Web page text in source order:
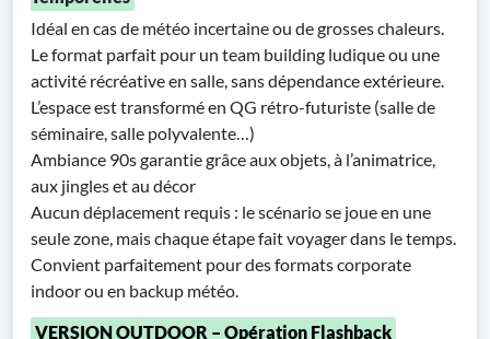
Idéal en cas de météo incertaine ou de grosses chaleurs.
Le format parfait pour un team building ludique ou une
activité récréative en salle, sans dépendance extérieure.
L’espace est transformé en QG rétro-futuriste (salle de
séminaire, salle polyvalente…)
Ambiance 90s garantie grâce aux objets, à l’animatrice,
aux jingles et au décor
Aucun déplacement requis : le scénario se joue en une
seule zone, mais chaque étape fait voyager dans le temps.
Convient parfaitement pour des formats corporate
indoor ou en backup météo.
VERSION OUTDOOR – Opération Flashback